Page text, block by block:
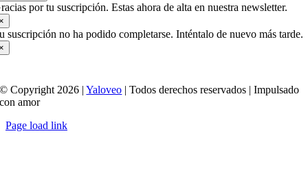
por tu suscripción. Estas ahora de alta en nuestra newsletter.
suscripción no ha podido completarse. Inténtalo de nuevo más tarde.
© Copyright 2026 |Yaloveo | Todos derechos reservados | Impulsado
con amor
Page load link